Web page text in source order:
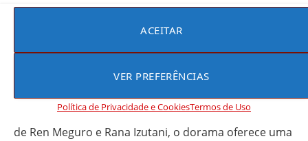
ACEITAR
VER PREFERÊNCIAS
Política de Privacidade e CookiesTermos de Uso
é uma história sobre reconciliação
com o passado, aceitação e os laços inesperados que
podem transformar vidas. Com atuações comoventes
de Ren Meguro e Rana Izutani, o dorama oferece uma